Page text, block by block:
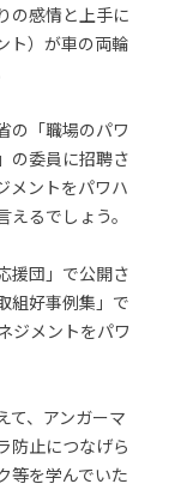
の感情と上手に
ト）が車の両輪
の「職場のパワ
の委員に招聘さ
メントをパワハ
るでしょう。
援団」で公開さ
組好事例集」で
ジメントをパワ
て、アンガーマ
防止につなげら
等を学んでいた